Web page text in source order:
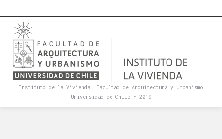
Instituto de la Vivienda. Facultad de Arquitectura y Urbanismo
Universidad de Chile - 2019